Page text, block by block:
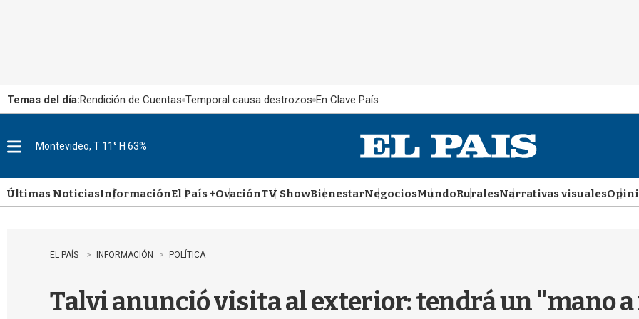
Temas del día:Rendición de Cuentas Temporal causa destrozos En Clave País
u
Montevideo, T 11° H 63%
Últimas NoticiasInformaciónEl País +OvaciónTV ShowBienestarNegociosMundoRuralesNarrativas visuales
EL PAÍS INFORMACIÓN POLÍTICA
Talvi anunció visita al exterior: tendrá un "mano